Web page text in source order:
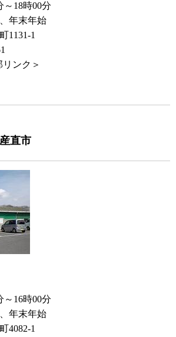
18時00分
年末年始
1131-1
リンク＞
直市
16時00分
年末年始
4082-1